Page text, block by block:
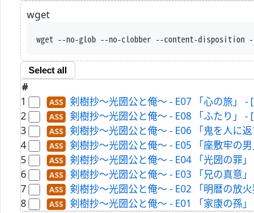
wget
wget --no-glob --no-clobber --content-disposition --trust-server-
Select all
#
1
剣樹抄～光圀公と俺～ - E07 「心の旅」
2
剣樹抄～光圀公と俺～ - E08 「ふたり」
3
剣樹抄～光圀公と俺～ - E06 「鬼を人に
4
剣樹抄～光圀公と俺～ - E05 「座敷牢の
5
剣樹抄～光圀公と俺～ - E04 「光圀の罪
6
剣樹抄～光圀公と俺～ - E03 「兄の真意
7
剣樹抄～光圀公と俺～ - E02 「明暦の放
8
剣樹抄～光圀公と俺～ - E01 「家康の孫